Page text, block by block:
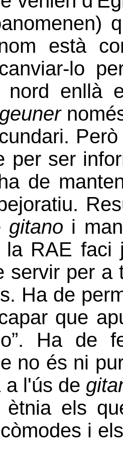
està
lo
nord enllà
per ser
de
gitano i
RAE faci
servir per a
Ha de
que
Ha de
no és ni
a l'ús de
ètnia els
i